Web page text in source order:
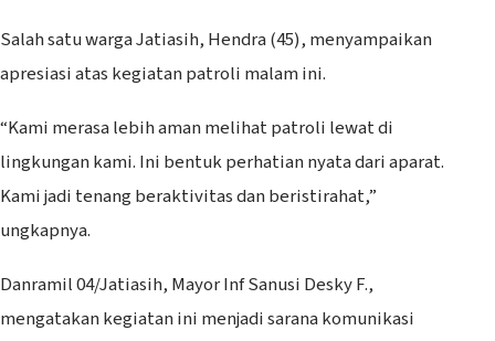
Salah satu warga Jatiasih, Hendra (45), menyampaikan
apresiasi atas kegiatan patroli malam ini.
“Kami merasa lebih aman melihat patroli lewat di
lingkungan kami. Ini bentuk perhatian nyata dari aparat.
Kami jadi tenang beraktivitas dan beristirahat,”
ungkapnya.
Danramil 04/Jatiasih, Mayor Inf Sanusi Desky F.,
mengatakan kegiatan ini menjadi sarana komunikasi